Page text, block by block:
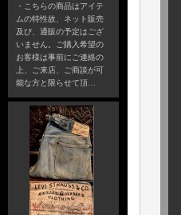
・こちらの商品はアイテ
ムの特性故、ネット販売
及び、通販の予定はござ
いません。ご購入希望の
お客様は事前にご連絡の
上、ご来店、ご商談が可
能な方と限らせて頂…